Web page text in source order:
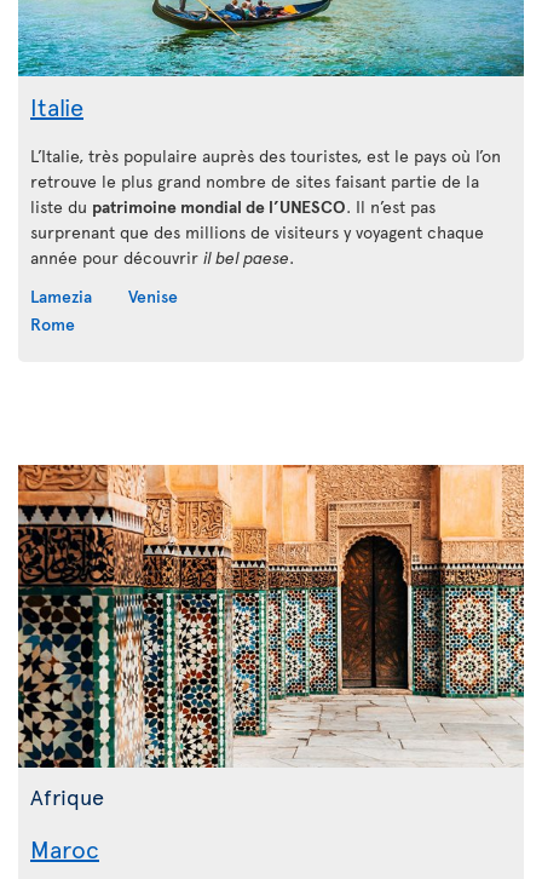
Italie
L’Italie, très populaire auprès des touristes, est le pays où l’on
retrouve le plus grand nombre de sites faisant partie de la
liste du patrimoine mondial de l’UNESCO. Il n’est pas
surprenant que des millions de visiteurs y voyagent chaque
année pour découvrir il bel paese.
Lamezia
Rome
Venise
Afrique
Maroc